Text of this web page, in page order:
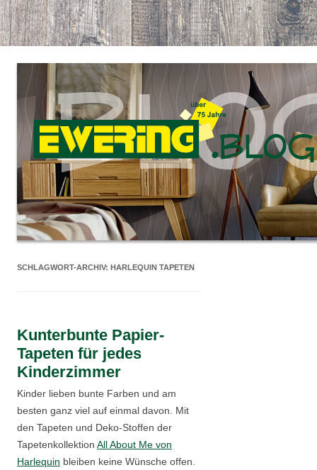
SCHLAGWORT-ARCHIV: HARLEQUIN TAPETEN
Kunterbunte Papier-
Tapeten für jedes
Kinderzimmer
Kinder lieben bunte Farben und am
besten ganz viel auf einmal davon. Mit
den Tapeten und Deko-Stoffen der
Tapetenkollektion All About Me von
Harlequin bleiben keine Wünsche offen.